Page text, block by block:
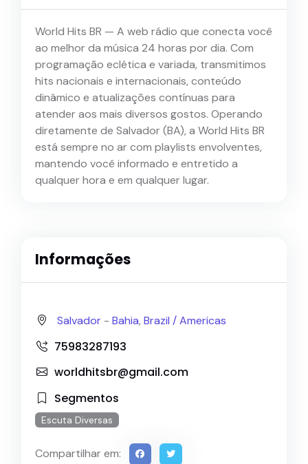
World Hits BR — A web rádio que conecta você
ao melhor da música 24 horas por dia. Com
programação eclética e variada, transmitimos
hits nacionais e internacionais, conteúdo
dinâmico e atualizações contínuas para
atender aos mais diversos gostos. Operando
diretamente de Salvador (BA), a World Hits BR
está sempre no ar com playlists envolventes,
mantendo você informado e entretido a
qualquer hora e em qualquer lugar.
Informações
Salvador - Bahia, Brazil /Americas
75983287193
worldhitsbr@gmail.com
Segmentos
Escuta Diversas
Compartilhar em: